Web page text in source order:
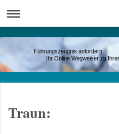
Führungszeugnis anfordern
Ihr Online Wegweiser zu
Traun: